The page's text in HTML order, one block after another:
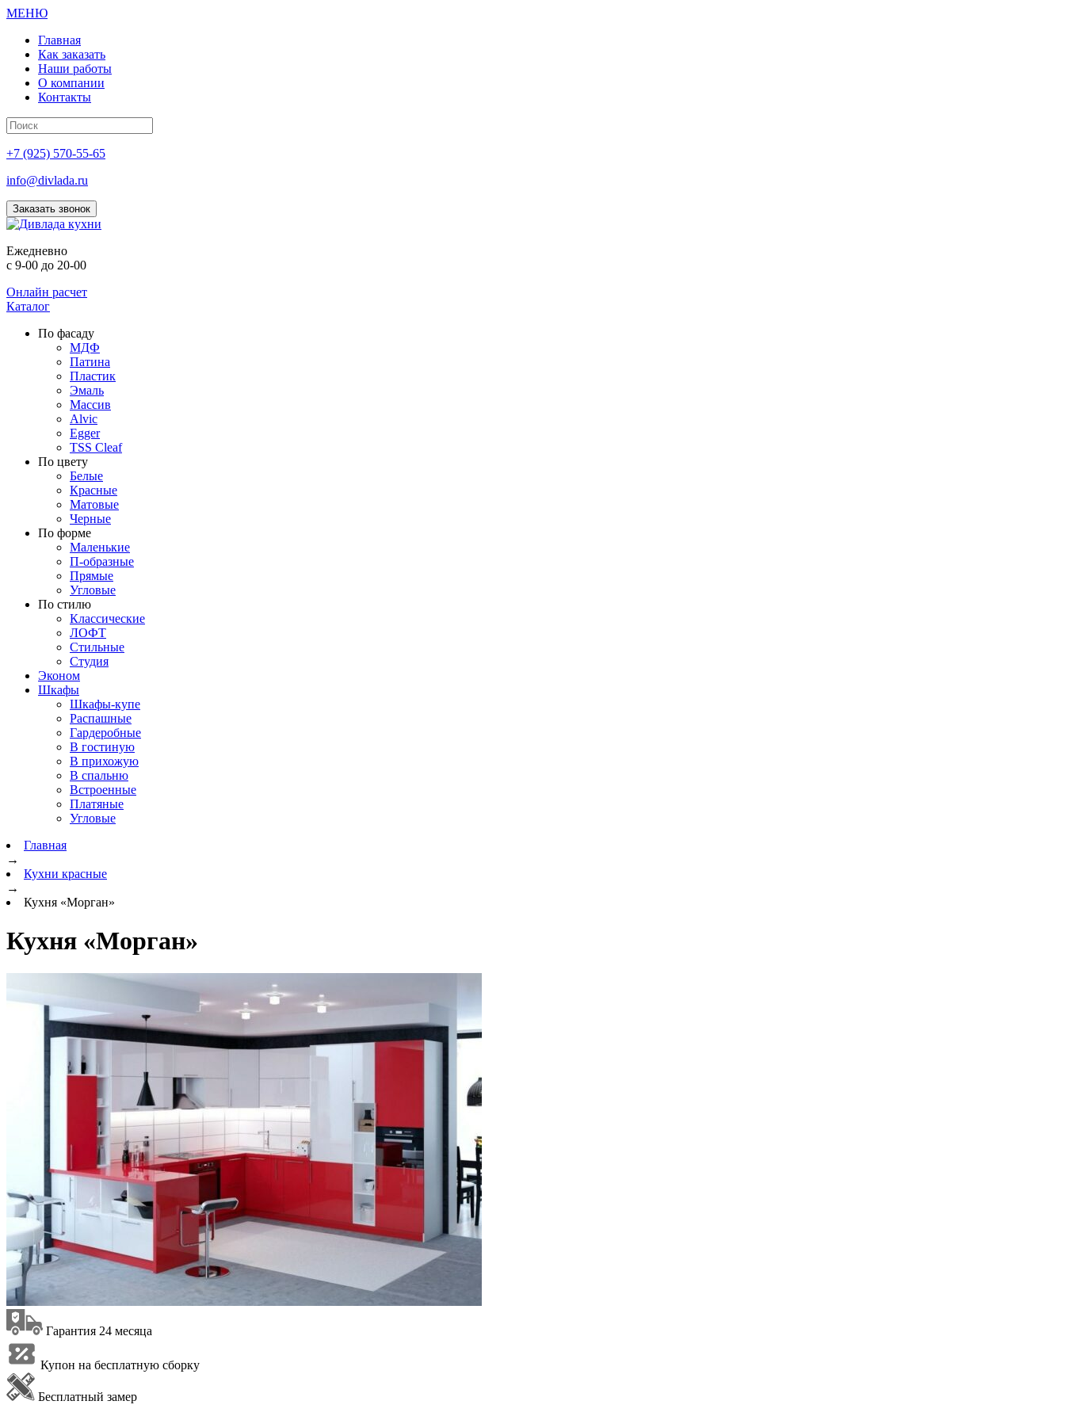
МЕНЮ
Главная
Как заказать
Наши работы
О компании
Контакты
+7 (925) 570-55-65
info@divlada.ru
Заказать звонок
Ежедневно
с 9-00 до 20-00
Онлайн расчет
Каталог
По фасаду
МДФ
Патина
Пластик
Эмаль
Массив
Alvic
Egger
TSS Cleaf
По цвету
Белые
Красные
Матовые
Черные
По форме
Маленькие
П-образные
Прямые
Угловые
По стилю
Классические
ЛОФТ
Стильные
Студия
Эконом
Шкафы
Шкафы-купе
Распашные
Гардеробные
В гостиную
В прихожую
В спальню
Встроенные
Платяные
Угловые
Главная
→
Кухни красные
→
Кухня «Морган»
Кухня «Морган»
Гарантия 24 месяца
Купон на бесплатную сборку
Бесплатный замер